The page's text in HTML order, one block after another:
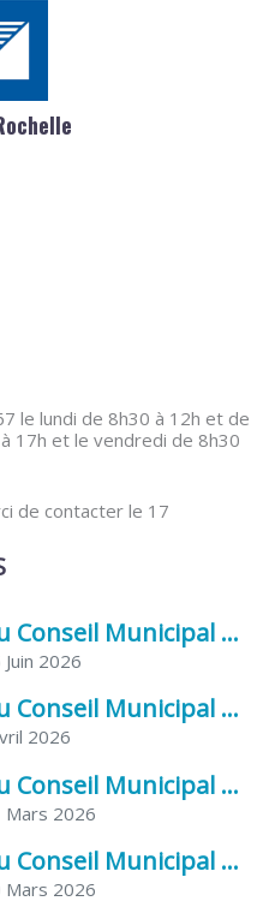
le lundi de 8h30 à 12h et de
17h et le vendredi de 8h30
de contacter le 17
Procès-Verbal du Conseil Municipal du 5 juin 2026
2026
Procès-Verbal du Conseil Municipal du 21 avril 2026
2026
Procès-Verbal du Conseil Municipal du 31 mars 2026
2026
Procès-Verbal du Conseil Municipal du 20 mars 2026
2026